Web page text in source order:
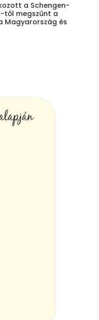
a Schengen-
től megszűnt a
Magyarország és